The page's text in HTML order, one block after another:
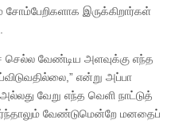
சோம்பேறிகளாக இருக்கிறார்கள்
செல்ல வேண்டிய அளவுக்கு எந்த
என்று அப்பா
வேறு எந்த வெளி நாட்டுத்
வேண்டுமென்றே மனதைப்